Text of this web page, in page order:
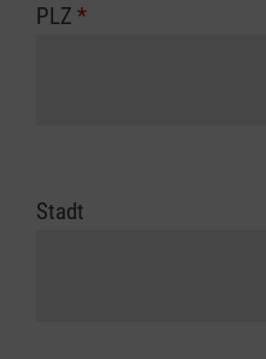
PLZ *
Stadt